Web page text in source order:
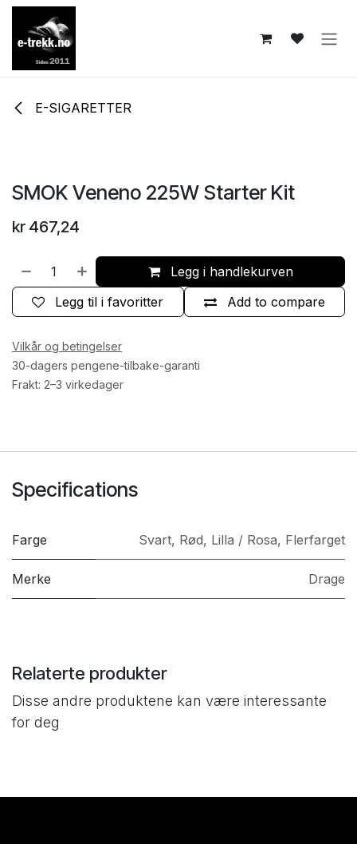
Skip to Content
E-SIGARETTER
SMOK Veneno 225W Starter Kit
kr 467,24
Legg i handlekurven
Add to compare
Legg til i favoritter
Vilkår og betingelser
30-dagers pengene-tilbake-garanti
Frakt: 2–3 virkedager
Specifications
Farge Svart, Rød, Lilla / Rosa, Flerfarget
Merke Drage
Relaterte produkter
Disse andre produktene kan være interessante
for deg